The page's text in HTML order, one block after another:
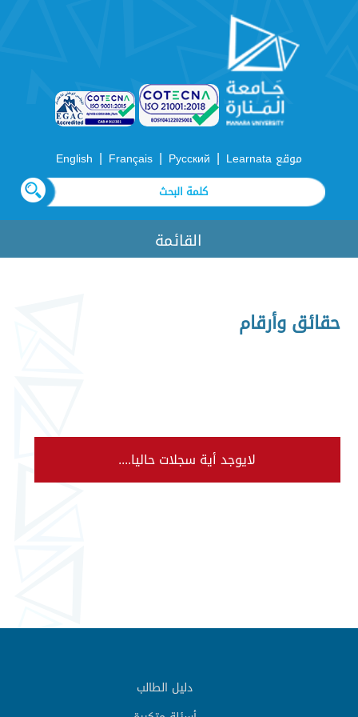
موقع Learnata |
Русский
|
Français
|
English
القائمة
حقائق وأرقام
لايوجد أية سجلات حاليا....
دليل الطالب